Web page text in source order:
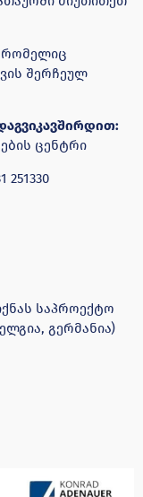
რომელიც
შერჩეულ
ცენტრი
საპროექტო
გერმანია)